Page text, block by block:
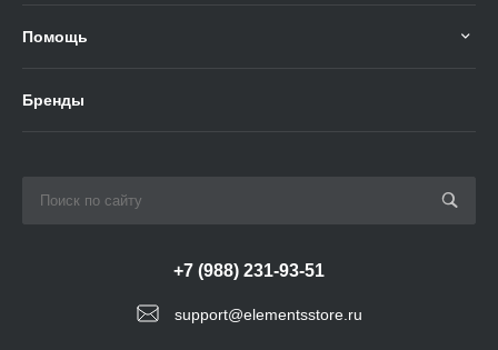
Помощь
Бренды
support@elementsstore.ru
+7 (988) 231-93-51